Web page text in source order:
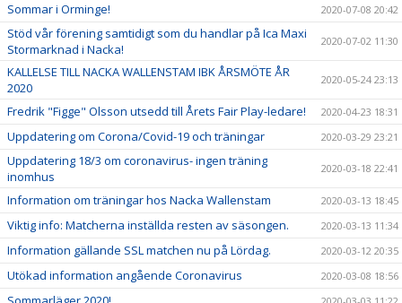
Sommar i Orminge! 2020-07-08 20:42
Stöd vår förening samtidigt som du handlar på Ica Maxi
Stormarknad i Nacka!
2020-07-02 11:30
KALLELSE TILL NACKA WALLENSTAM IBK ÅRSMÖTE ÅR
2020
2020-05-24 23:13
Fredrik "Figge" Olsson utsedd till Årets Fair Play-ledare! 2020-04-23 18:31
Uppdatering om Corona/Covid-19 och träningar 2020-03-29 23:21
Uppdatering 18/3 om coronavirus- ingen träning
inomhus
2020-03-18 22:41
Information om träningar hos Nacka Wallenstam 2020-03-13 18:45
Viktig info: Matcherna inställda resten av säsongen. 2020-03-13 11:34
Information gällande SSL matchen nu på Lördag. 2020-03-12 20:35
Utökad information angående Coronavirus 2020-03-08 18:56